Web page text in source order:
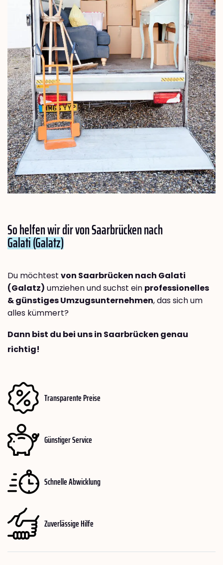
So helfen wir dir von Saarbrücken nach
Galati (Galatz)
Du möchtest von Saarbrücken nach Galati
(Galatz) umziehen und suchst ein professionelles
& günstiges Umzugsunternehmen, das sich um
alles kümmert?
Dann bist du bei uns in Saarbrücken genau
richtig!
Transparente Preise
Günstiger Service
Schnelle Abwicklung
Zuverlässige Hilfe